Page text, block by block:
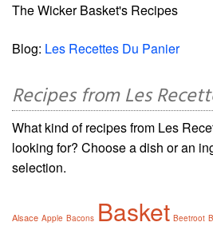
The Wicker Basket's Recipes
Blog: Les Recettes Du Panier
Recipes from Les
What kind of recipes from Les
looking for? Choose a dish or an
selection.
Alsace Apple Bacons Basket Beetroot